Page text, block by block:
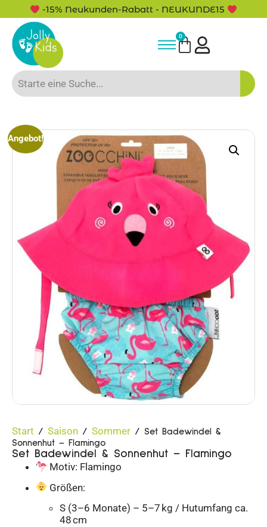
-15% Neukunden-Rabatt - NEUKUNDE15
0
Angebot!
Start / Saison / Sommer / Set Badewindel &
Sonnenhut – Flamingo
Set Badewindel & Sonnenhut – Flamingo
Motiv: Flamingo
Größen:
S (3–6 Monate) – 5–7 kg / Hutumfang ca.
48 cm